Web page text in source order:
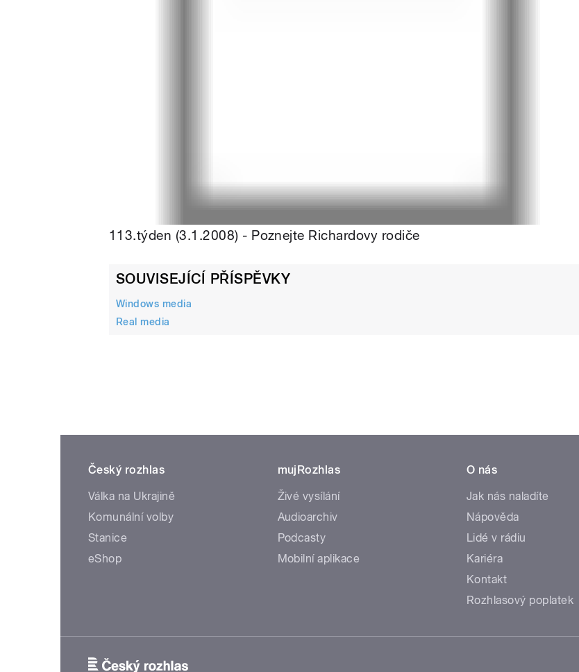
113.týden (3.1.2008) - Poznejte Richardovy rodiče
SOUVISEJÍCÍ PŘÍSPĚVKY
Windows media
Real media
Český rozhlas
Válka na Ukrajině
Komunální volby
Stanice
eShop
mujRozhlas
Živé vysílání
Audioarchiv
Podcasty
Mobilní aplikace
O nás
Jak nás naladíte
Nápověda
Lidé v rádiu
Kariéra
Kontakt
Rozhlasový poplatek